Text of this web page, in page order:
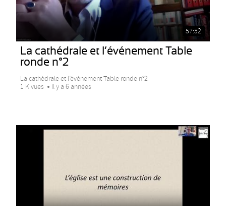
57:52
La cathédrale et l’événement Table
ronde n°2
La cathédrale et l’événement Table ronde n°2
1 K vues
Il y a 6 années